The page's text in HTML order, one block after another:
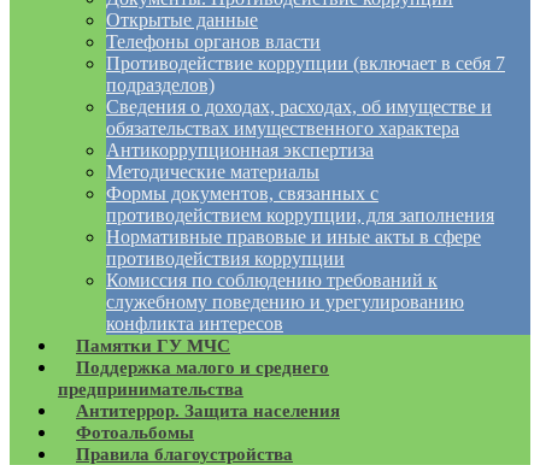
Открытые данные
Телефоны органов власти
Противодействие коррупции (включает в себя 7
подразделов)
Сведения о доходах, расходах, об имуществе и
обязательствах имущественного характера
Антикоррупционная экспертиза
Методические материалы
Формы документов, связанных с
противодействием коррупции, для заполнения
Нормативные правовые и иные акты в сфере
противодействия коррупции
Комиссия по соблюдению требований к
служебному поведению и урегулированию
конфликта интересов
Памятки ГУ МЧС
Поддержка малого и среднего
предпринимательства
Антитеррор. Защита населения
Фотоальбомы
Правила благоустройства